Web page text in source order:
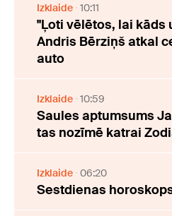
Izklaide 10:11
"Ļoti vēlētos, lai kāds
Andris Bērziņš atkal
auto
Izklaide 10:59
Saules aptumsums
tas nozīmē katrai
Izklaide 06:20
Sestdienas